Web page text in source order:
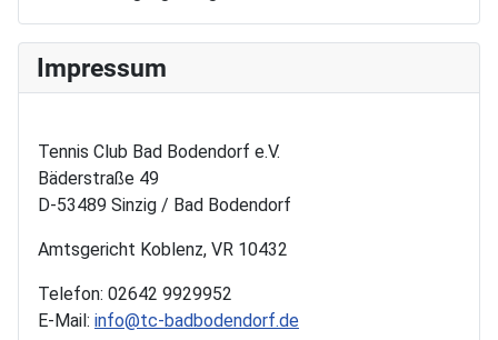
Impressum
Tennis Club Bad Bodendorf e.V.
Bäderstraße 49
D-53489 Sinzig / Bad Bodendorf
Amtsgericht Koblenz, VR 10432
Telefon: 02642 9929952
E-Mail: info@tc-badbodendorf.de